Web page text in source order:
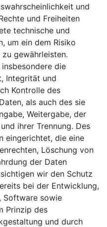
und
und Freiheiten
technische und
um ein dem Risiko
gewährleisten.
die
Integrität und
Kontrolle des
als auch des sie
Weitergabe, der
ihrer Trennung. Des
eingerichtet, die eine
Löschung von
der Daten
wir den Schutz
bei der Entwicklung,
Software sowie
Prinzip des
und durch